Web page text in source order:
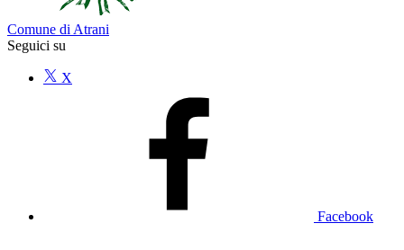
Comune di Atrani
Seguici su
X
Facebook